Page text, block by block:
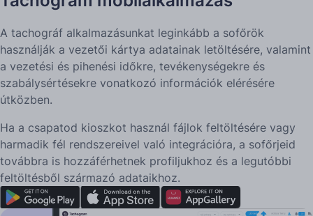
A tachográf alkalmazásunkat leginkább a sofőrök
használják a vezetői kártya adatainak letöltésére, valamint
a vezetési és pihenési időkre, tevékenységekre és
szabálysértésekre vonatkozó információk elérésére
útközben.
Ha a csapatod kioszkot használ fájlok feltöltésére vagy
harmadik fél rendszereivel való integrációra, a sofőrjeid
továbbra is hozzáférhetnek profiljukhoz és a legutóbbi
feltöltésből származó adataikhoz.